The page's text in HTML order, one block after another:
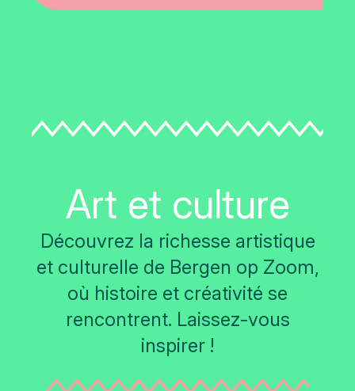
Art et culture
Découvrez la richesse artistique
et culturelle de Bergen op Zoom,
où histoire et créativité se
rencontrent. Laissez-vous
inspirer !